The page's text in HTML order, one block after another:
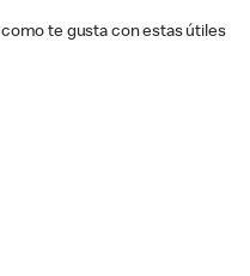
te gusta con estas útiles